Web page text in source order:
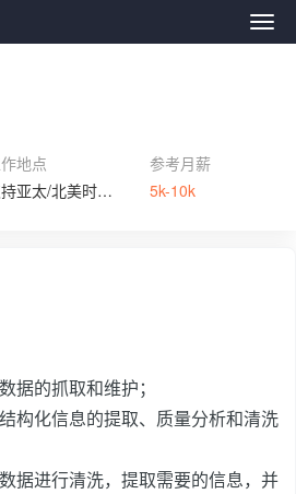
远
地点
支持亚太/北美时区远程
参考月薪
5k-10k
据的抓取和维护；
构化信息的提取、质量分析和清洗
据进行清洗，提取需要的信息，并